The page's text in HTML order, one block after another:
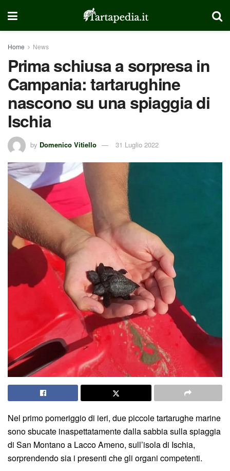
Home News
Prima schiusa a sorpresa in
Campania: tartarughine
nascono su una spiaggia di
Ischia
by Domenico Vitiello 31 Luglio 2022
Nel primo pomeriggio di ieri, due piccole tartarughe marine
sono sbucate inaspettatamente dalla sabbia sulla spiaggia
di San Montano a Lacco Ameno, sull’isola di Ischia,
sorprendendo sia i presenti che gli organi competenti.